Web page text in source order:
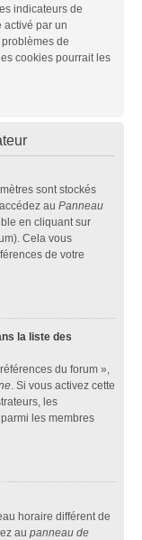
indicateurs de
activé par un
de
cookies pourrait les
sont stockés
au Panneau
en cliquant sur
Cela vous
de votre
la liste des
du forum »,
. Si vous activez cette
les
les membres
horaire différent de
au panneau de